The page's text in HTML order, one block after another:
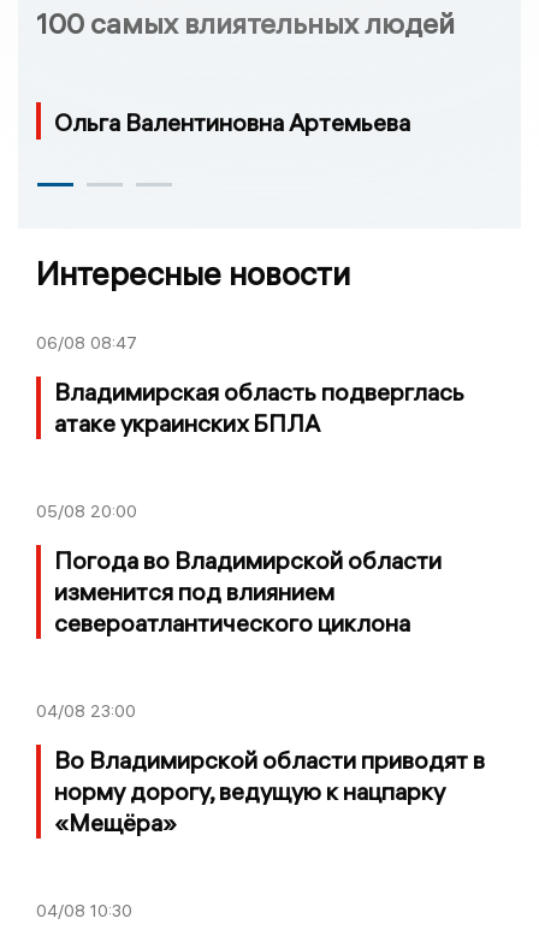
100 самых влиятельных людей
Ольга Валентиновна Артемьева
Интересные новости
06/08 08:47
Владимирская область подверглась
атаке украинских БПЛА
05/08 20:00
Погода во Владимирской области
изменится под влиянием
североатлантического циклона
04/08 23:00
Во Владимирской области приводят в
норму дорогу, ведущую к нацпарку
«Мещёра»
04/08 10:30